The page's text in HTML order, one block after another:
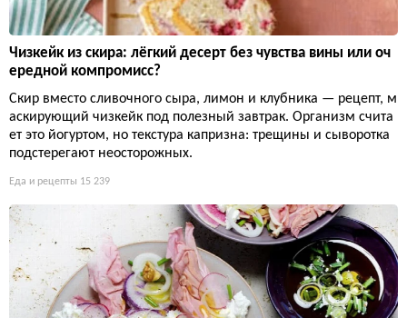
Чизкейк из скира: лёгкий десерт без чувства вины или оч
ередной компромисс?
Скир вместо сливочного сыра, лимон и клубника — рецепт, м
аскирующий чизкейк под полезный завтрак. Организм счита
ет это йогуртом, но текстура капризна: трещины и сыворотка
подстерегают неосторожных.
Еда и рецепты 15 239